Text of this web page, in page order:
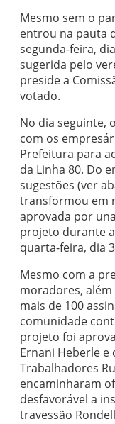
Mesmo sem o
entrou na pauta
segunda-feira,
sugerida pelo
preside a
votado.
No dia seguinte,
com os
Prefeitura para
da Linha 80. Do
sugestões (ver
transformou em
aprovada por
projeto durante
quarta-feira, dia
Mesmo com a
moradores,
mais de 100
comunidade
projeto foi
Ernani Heberle
Trabalhadores
encaminharam
desfavorável a
travessão